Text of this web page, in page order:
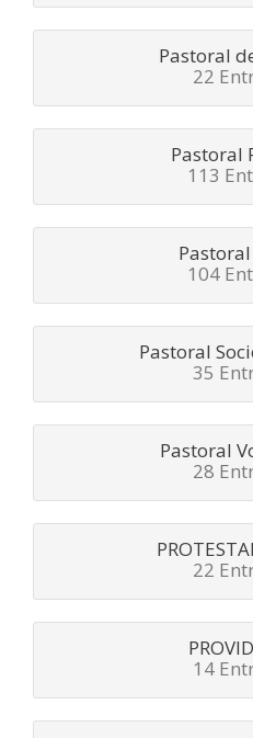
Pastoral
22
Pastoral
113
104
Pastoral
35
Pastoral
28
22
14